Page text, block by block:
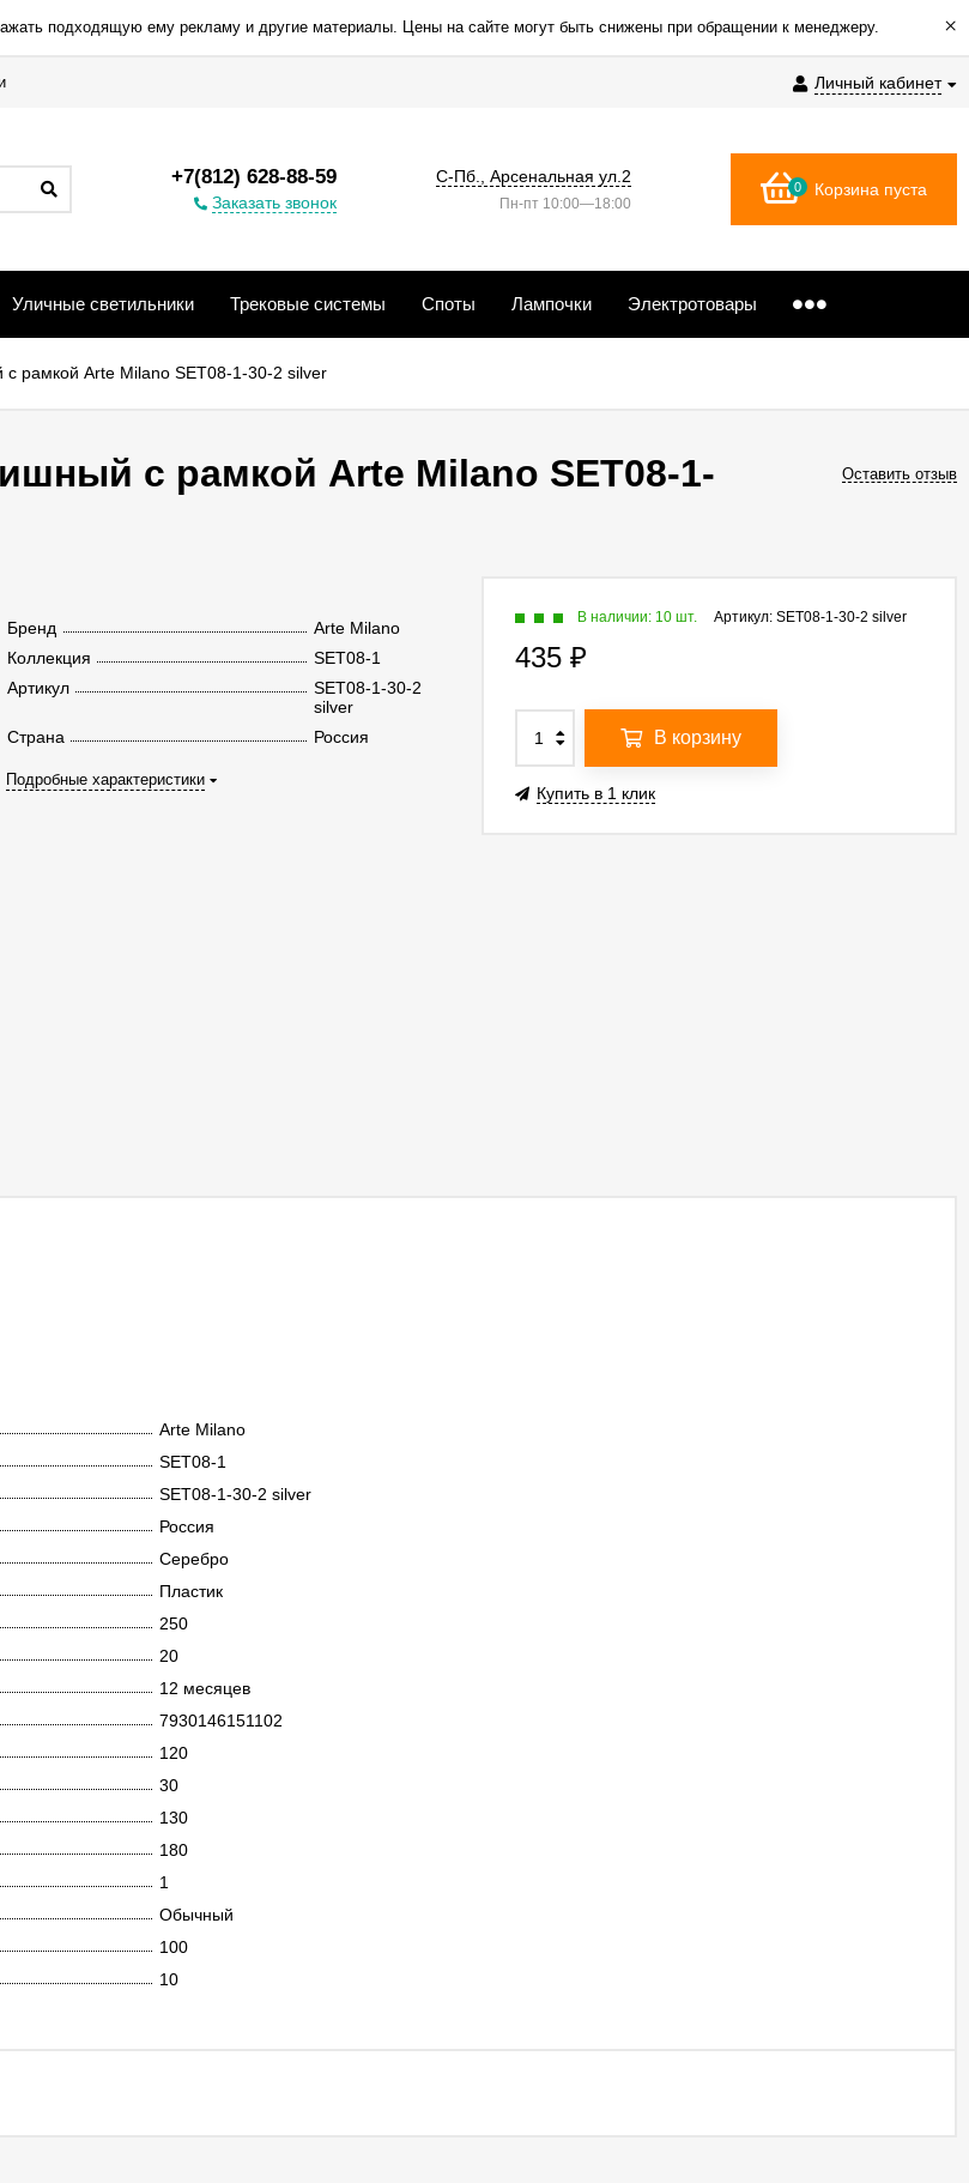
подходящую ему рекламу и другие материалы. Цены на сайте могут быть снижены при обращении к менеджеру. ×
Личный кабинет
+7(812) 628-88-59
Заказать звонок
С-Пб., Арсенальная ул.2
Пн-пт 10:00—18:00
0 Корзина пуста
Уличные светильники Трековые системы Споты Лампочки Электротовары
с рамкой Arte Milano SET08-1-30-2 silver
с рамкой Arte Milano SET08-1-
Оставить отзыв
Бренд
Arte Milano
Коллекция
SET08-1
Артикул
SET08-1-30-2
silver
Страна
Россия
Подробные характеристики
Артикул: SET08-1-30-2 silver
В наличии: 10 шт.
435 ₽
В корзину
Купить в 1 клик
Arte Milano
SET08-1
SET08-1-30-2 silver
Россия
Серебро
Пластик
250
20
12 месяцев
7930146151102
120
30
130
180
1
Обычный
100
10